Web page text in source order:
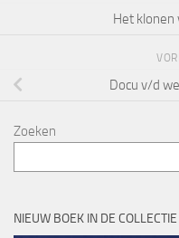
Het klonen
Docu v/d
Zoeken
NIEUW BOEK IN DE COLLECTIE